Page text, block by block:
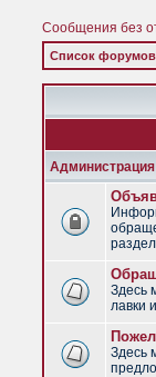
Сообщения без
Список форумов
Администрация
Здесь
лавки
Здесь